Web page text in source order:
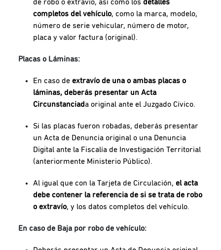
de robo o extravío, así como losdetalles
completos del vehículo, como la marca, modelo,
número de serie vehicular, número de motor,
placa y valor factura (original).
Placas o Láminas:
En caso deextravío de una o ambas placas o
láminas, deberás presentar un Acta
Circunstanciada original ante el Juzgado Cívico.
Si las placas fueron robadas, deberás presentar
un Acta de Denuncia original o una Denuncia
Digital ante la Fiscalía de Investigación Territorial
(anteriormente Ministerio Público).
Al igual que con la Tarjeta de Circulación,el acta
debe contener la referencia de si se trata de robo
o extravío, y los datos completos del vehículo.
En caso de Baja por robo de vehículo: